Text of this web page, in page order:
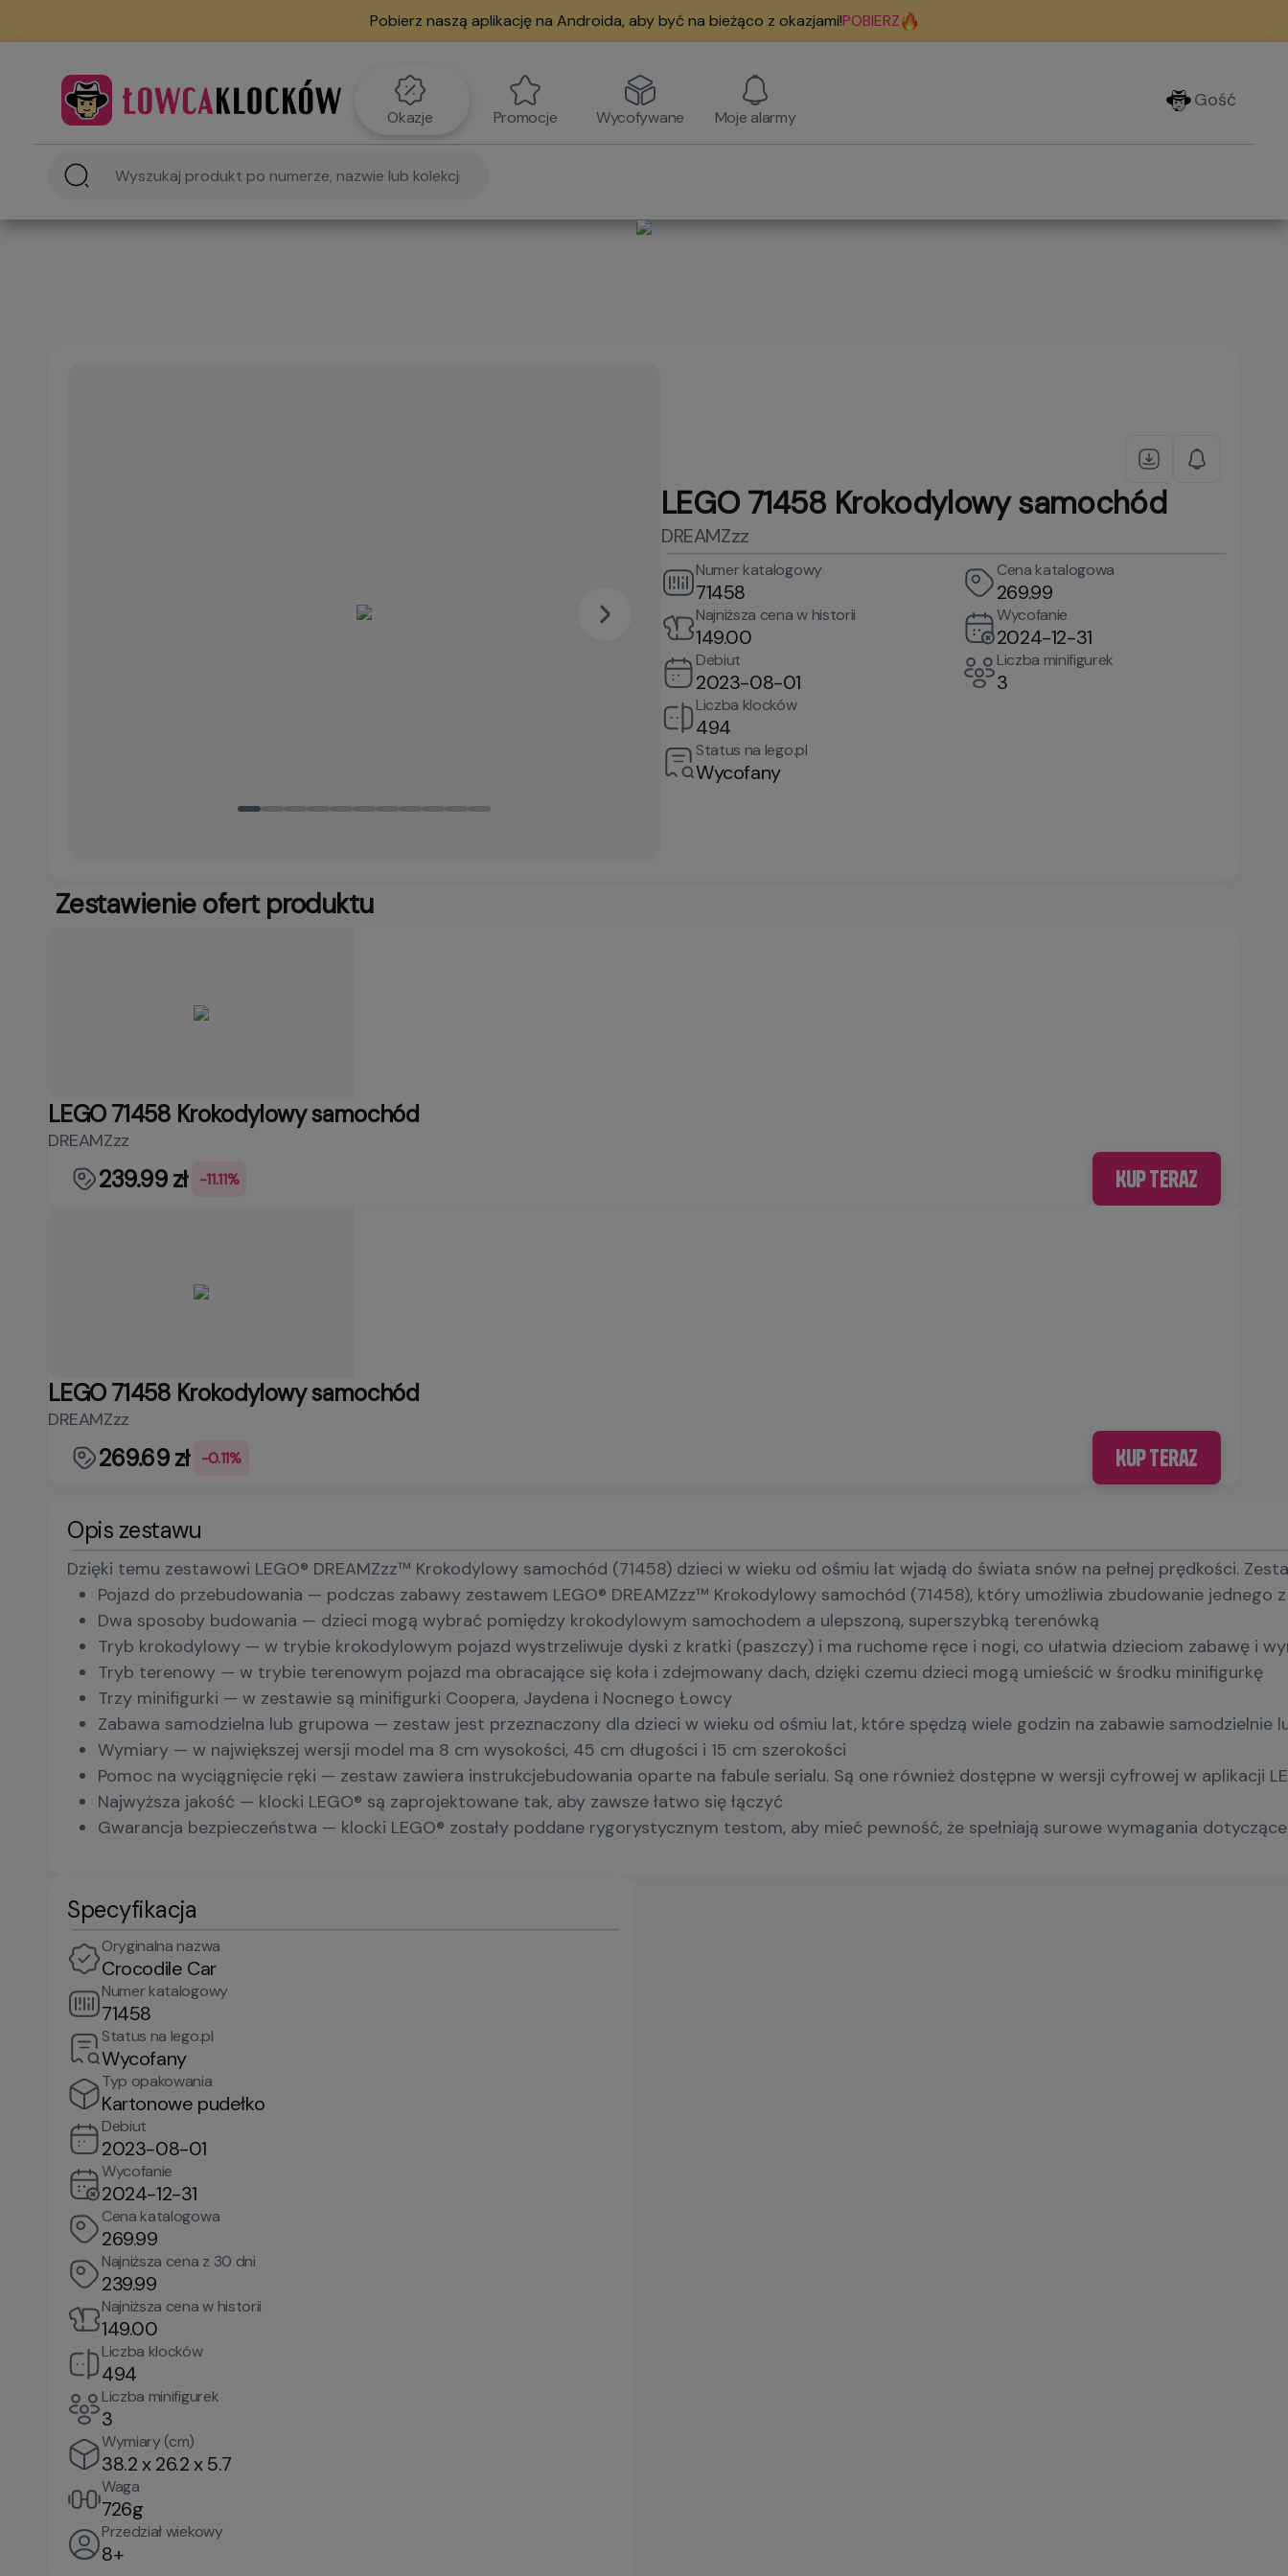
Pobierz naszą aplikację na Androida, aby być na bieżąco z okazjami!POBIERZ
Okazje Promocje Wycofywane Moje alarmy
Gość
LEGO 71458 Krokodylowy samochód
DREAMZzz
Numer katalogowy
71458
Najniższa cena w historii
149.00
Debiut
2023-08-01
Liczba klocków
494
Status na lego.pl
Wycofany
Cena katalogowa
269.99
Wycofanie
2024-12-31
Liczba minifigurek
3
Zestawienie ofert produktu
LEGO 71458 Krokodylowy samochód
DREAMZzz
239.99 zł -11.11% Kup teraz
LEGO 71458 Krokodylowy samochód
DREAMZzz
269.69 zł -0.11% Kup teraz
Opis zestawu
Dzięki temu zestawowi LEGO® DREAMZzz™ Krokodylowy samochód (71458) dzieci w wieku od ośmiu lat wjadą do świata snów na pełnej prędkości.
Pojazd do przebudowania — podczas zabawy zestawem LEGO® DREAMZzz™ Krokodylowy samochód (71458), który umożliwia zbudowanie
Dwa sposoby budowania — dzieci mogą wybrać pomiędzy krokodylowym samochodem a ulepszoną, superszybką terenówką
Tryb krokodylowy — w trybie krokodylowym pojazd wystrzeliwuje dyski z kratki (paszczy) i ma ruchome ręce i nogi, co ułatwia dzieciom zabawę i
Tryb terenowy — w trybie terenowym pojazd ma obracające się koła i zdejmowany dach, dzięki czemu dzieci mogą umieścić w środku minifigurkę
Trzy minifigurki — w zestawie są minifigurki Coopera, Jaydena i Nocnego Łowcy
Zabawa samodzielna lub grupowa — zestaw jest przeznaczony dla dzieci w wieku od ośmiu lat, które spędzą wiele godzin na zabawie samodzielnie
Wymiary — w największej wersji model ma 8 cm wysokości, 45 cm długości i 15 cm szerokości
Pomoc na wyciągnięcie ręki — zestaw zawiera instrukcjebudowania oparte na fabule serialu. Są one również dostępne w wersji cyfrowej w aplikacji
Najwyższa jakość — klocki LEGO® są zaprojektowane tak, aby zawsze łatwo się łączyć
Gwarancja bezpieczeństwa — klocki LEGO® zostały poddane rygorystycznym testom, aby mieć pewność, że spełniają surowe wymagania
Specyfikacja
Oryginalna nazwa
Crocodile Car
Numer katalogowy
71458
Status na lego.pl
Wycofany
Typ opakowania
Kartonowe pudełko
Debiut
2023-08-01
Wycofanie
2024-12-31
Cena katalogowa
269.99
Najniższa cena z 30 dni
239.99
Najniższa cena w historii
149.00
Liczba klocków
494
Liczba minifigurek
3
Wymiary (cm)
38.2 x 26.2 x 5.7
Waga
726g
Przedział wiekowy
8+